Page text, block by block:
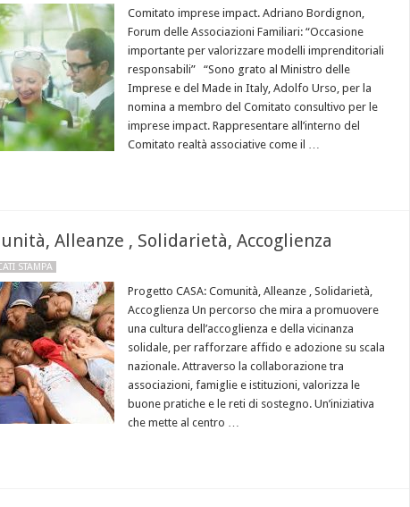
Comitato imprese impact. Adriano Bordignon,
Forum delle Associazioni Familiari: “Occasione
importante per valorizzare modelli imprenditoriali
responsabili” “Sono grato al Ministro delle
Imprese e del Made in Italy, Adolfo Urso, per la
nomina a membro del Comitato consultivo per le
imprese impact. Rappresentare all’interno del
Comitato realtà associative come il …
Alleanze , Solidarietà, Accoglienza
STAMPA
Progetto CASA: Comunità, Alleanze , Solidarietà,
Accoglienza Un percorso che mira a promuovere
una cultura dell’accoglienza e della vicinanza
solidale, per rafforzare affido e adozione su scala
nazionale. Attraverso la collaborazione tra
associazioni, famiglie e istituzioni, valorizza le
buone pratiche e le reti di sostegno. Un’iniziativa
che mette al centro …